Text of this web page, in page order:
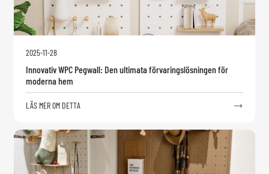
2025-11-28
Innovativ WPC Pegwall: Den ultimata förvaringslösningen för
moderna hem
LÄS MER OM DETTA 